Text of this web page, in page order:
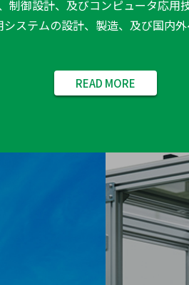
制御設計、及びコンピュータ応用
ステムの設計、製造、及び国内外
READ MORE